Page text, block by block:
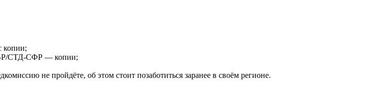
копии;
Р/СТД-СФР — копии;
не пройдёте, об этом стоит позаботиться заранее в своём регионе.